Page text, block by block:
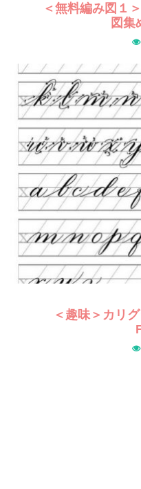
＜無料編み図１
図集
＜趣味＞カリ